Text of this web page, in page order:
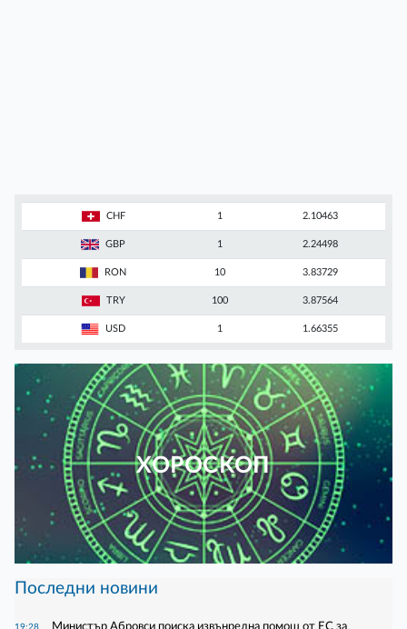
CHF 1 2.10463
GBP 1 2.24498
RON 10 3.83729
TRY 100 3.87564
USD 1 1.66355
ХОРОСКОП
Последни новини
19:28
Министър Абровси поиска извънредна помощ от ЕС за